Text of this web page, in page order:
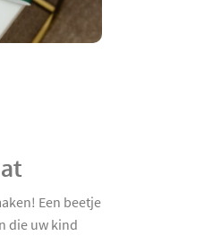
Een beetje
die uw kind